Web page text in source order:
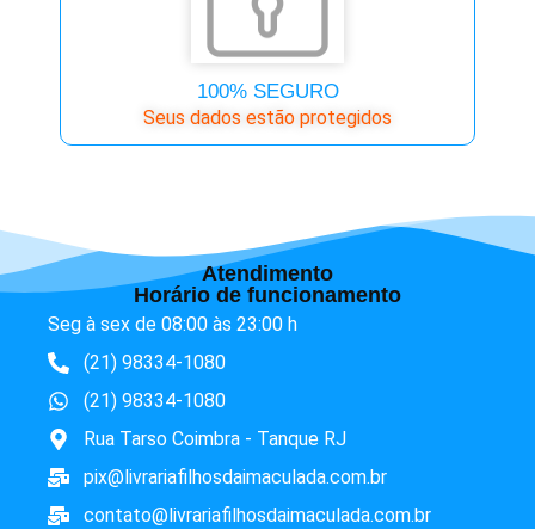
100% SEGURO
Seus dados estão protegidos
Atendimento
Horário de funcionamento
Seg à sex de 08:00 às 23:00 h
(21) 98334-1080
(21) 98334-1080
Rua Tarso Coimbra - Tanque RJ
pix@livrariafilhosdaimaculada.com.br
contato@livrariafilhosdaimaculada.com.br